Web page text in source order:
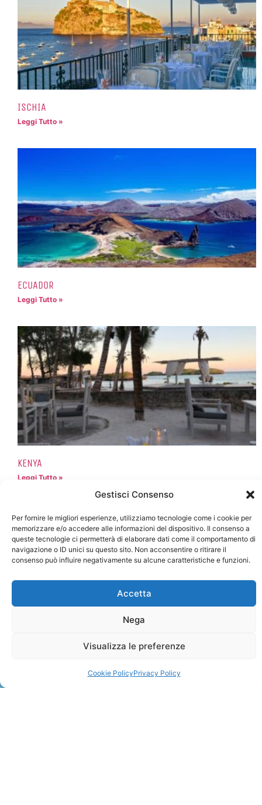
Gestisci Consenso
Per fornire le migliori esperienze, utilizziamo tecnologie come i cookie per
memorizzare e/o accedere alle informazioni del dispositivo. Il consenso a
queste tecnologie ci permetterà di elaborare dati come il comportamento di
navigazione o ID unici su questo sito. Non acconsentire o ritirare il
consenso può influire negativamente su alcune caratteristiche e funzioni.
Accetta
Nega
Visualizza le preferenze
Cookie PolicyPrivacy Policy
ISCHIA
Leggi Tutto »
ECUADOR
Leggi Tutto »
KENYA
Leggi Tutto »